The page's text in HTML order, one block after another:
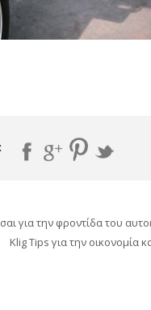
για την φροντίδα του
Klig Tips για την οικονομία